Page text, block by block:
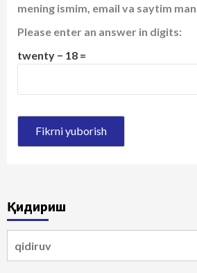
mening ismim, email va saytim
Please enter an answer in digits:
twenty − 18 =
Қидириш